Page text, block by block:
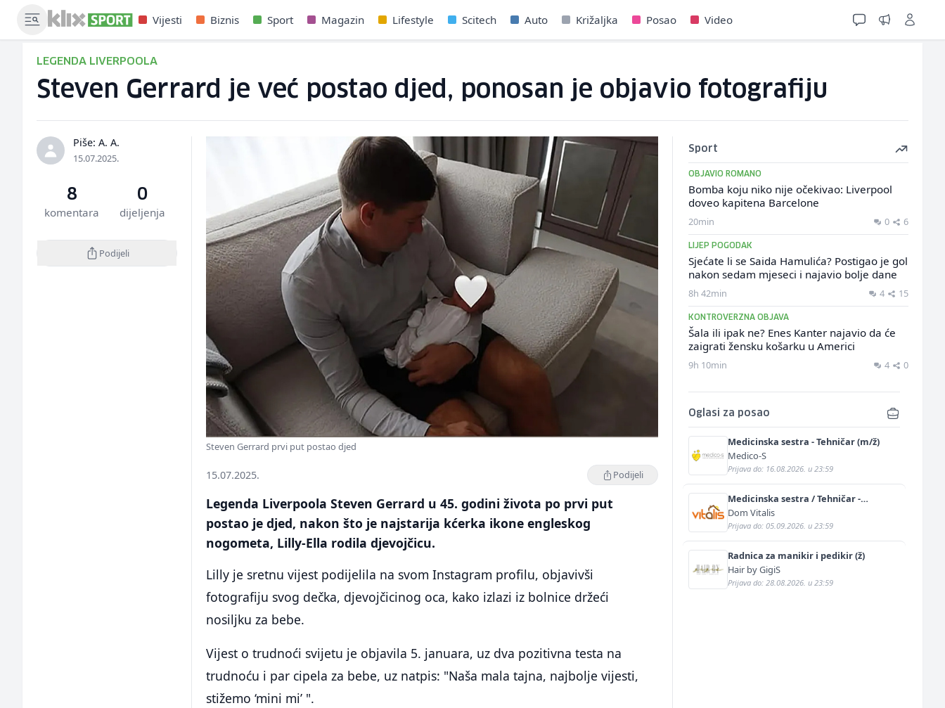
Vijesti Biznis Sport Magazin Lifestyle Scitech Auto Križaljka Posao Video
LEGENDA LIVERPOOLA
Steven Gerrard je već postao djed, ponosan je objavio fotografiju
Piše: A. A.
15.07.2025.
8
komentara
0
dijeljenja
Podijeli
Steven Gerrard prvi put postao djed
15.07.2025. Podijeli
Legenda Liverpoola Steven Gerrard u 45. godini života po prvi put
postao je djed, nakon što je najstarija kćerka ikone engleskog
nogometa, Lilly-Ella rodila djevojčicu.
Lilly je sretnu vijest podijelila na svom Instagram profilu, objavivši
fotografiju svog dečka, djevojčicinog oca, kako izlazi iz bolnice držeći
nosiljku za bebe.
Vijest o trudnoći svijetu je objavila 5. januara, uz dva pozitivna testa na
trudnoću i par cipela za bebe, uz natpis: "Naša mala tajna, najbolje vijesti,
stižemo ‘mini mi’ ".
Sport
OBJAVIO ROMANO
Bomba koju niko nije očekivao: Liverpool
doveo kapitena Barcelone
20min 0 6
LIJEP POGODAK
Sjećate li se Saida Hamulića? Postigao je gol
nakon sedam mjeseci i najavio bolje dane
8h 42min 4 15
KONTROVERZNA OBJAVA
Šala ili ipak ne? Enes Kanter najavio da će
zaigrati žensku košarku u Americi
9h 10min 4 0
Oglasi za posao
Medicinska sestra - Tehničar (m/ž)
Medico-S
Prijava do: 16.08.2026. u 23:59
Medicinska sestra / Tehničar -
Njegovatelj (m/ž)
Dom Vitalis
Prijava do: 05.09.2026. u 23:59
Radnica za manikir i pedikir (ž)
Hair by GigiS
Prijava do: 28.08.2026. u 23:59